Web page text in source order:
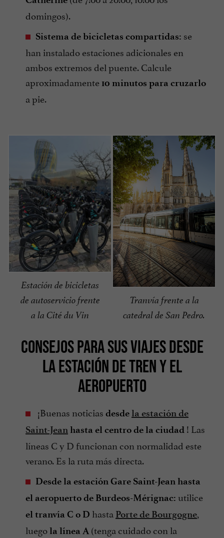
domingos).
Sistema de bicicletas compartidas: se
han instalado estaciones adicionales en
ambos extremos del puente. Calcule
aproximadamente 10 minutos para cruzarlo
a pie.
Estación de bicicletas
de autoservicio frente
a la Cité du Vin
Tranvía frente a la
catedral de San Pedro.
CONSEJOS PARA SUS VIAJES DESDE
LA ESTACIÓN DE TREN Y EL
AEROPUERTO
¡Buenas noticias desde la estación de
Saint-Jeanhasta el centro de la ciudad ! Las
líneas C y D funcionan con normalidad este
verano. Es la ruta más directa.
Desde la estación Gare Saint-Jean hasta
el aeropuerto de Burdeos-Mérignac: utilice
el tranvía C o D hasta Porte de Bourgogne,
luegola línea A (tenga cuidado con la